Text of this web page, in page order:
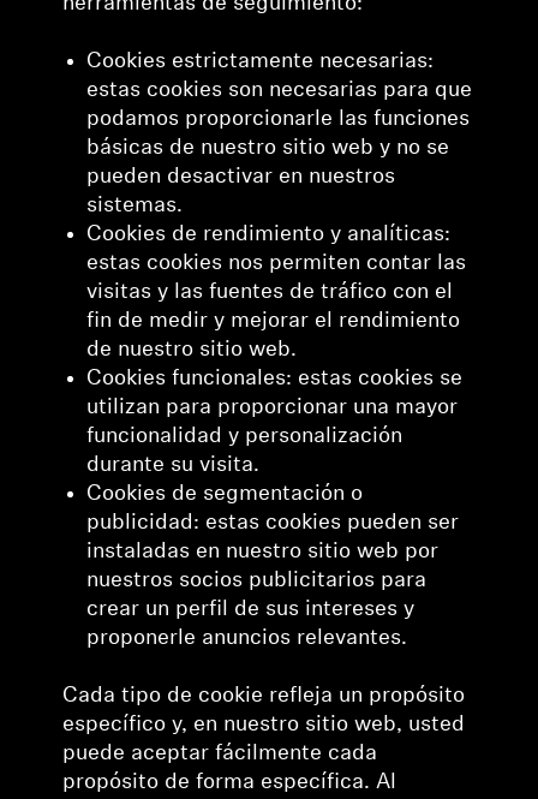
Cookies estrictamente necesarias:
estas cookies son necesarias para que
podamos proporcionarle las funciones
básicas de nuestro sitio web y no se
pueden desactivar en nuestros
sistemas.
Cookies de rendimiento y analíticas:
estas cookies nos permiten contar las
visitas y las fuentes de tráfico con el
fin de medir y mejorar el rendimiento
de nuestro sitio web.
Cookies funcionales: estas cookies se
utilizan para proporcionar una mayor
funcionalidad y personalización
durante su visita.
Cookies de segmentación o
publicidad: estas cookies pueden ser
instaladas en nuestro sitio web por
nuestros socios publicitarios para
crear un perfil de sus intereses y
proponerle anuncios relevantes.
Cada tipo de cookie refleja un propósito
específico y, en nuestro sitio web, usted
puede aceptar fácilmente cada
propósito de forma específica. Al